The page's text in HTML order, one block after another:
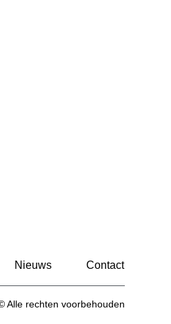
Nieuws Contact
Alle rechten voorbehouden